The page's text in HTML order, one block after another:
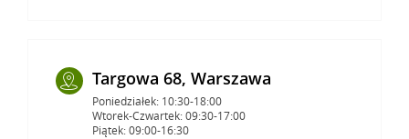
Targowa 68, Warszawa
Poniedziałek: 10:30-18:00
Wtorek-Czwartek: 09:30-17:00
Piątek: 09:00-16:30